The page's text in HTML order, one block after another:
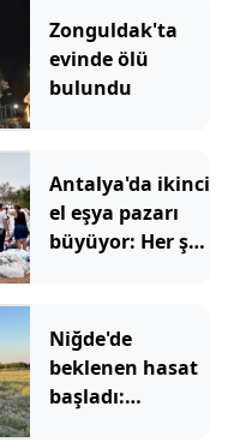
Zonguldak'ta
evinde ölü
bulundu
Antalya'da ikinci
el eşya pazarı
büyüyor: Her şey
Niğde'de
beklenen hasat
başladı: